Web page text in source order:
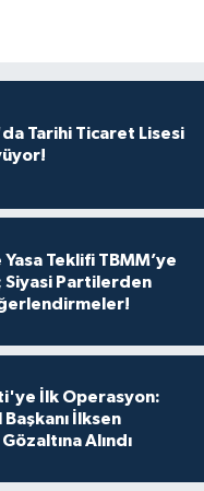
Tarihi Ticaret Lisesi
Teklifi TBMM’ye
Siyasi Partilerden
İlk Operasyon:
Başkanı İlksen
Alındı